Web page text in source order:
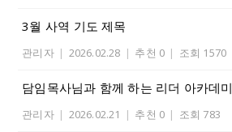
3월 사역 기도 제목
관리자 | 2026.02.28 | 추천 0 | 조회 1570
담임목사님과 함께 하는 리더 아카데미
관리자 | 2026.02.21 | 추천 0 | 조회 783